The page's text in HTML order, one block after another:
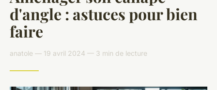
d'angle : astuces pour bien
faire
anatole — 19 avril 2024 — 3 min de lecture